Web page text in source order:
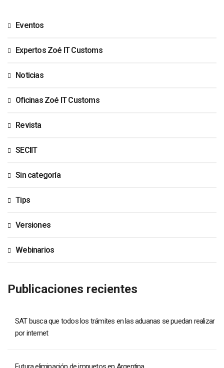
Eventos
Expertos Zoé IT Customs
Noticias
Oficinas Zoé IT Customs
Revista
SECIIT
Sin categoría
Tips
Versiones
Webinarios
Publicaciones recientes
SAT busca que todos los trámites en las aduanas se puedan realizar
por internet